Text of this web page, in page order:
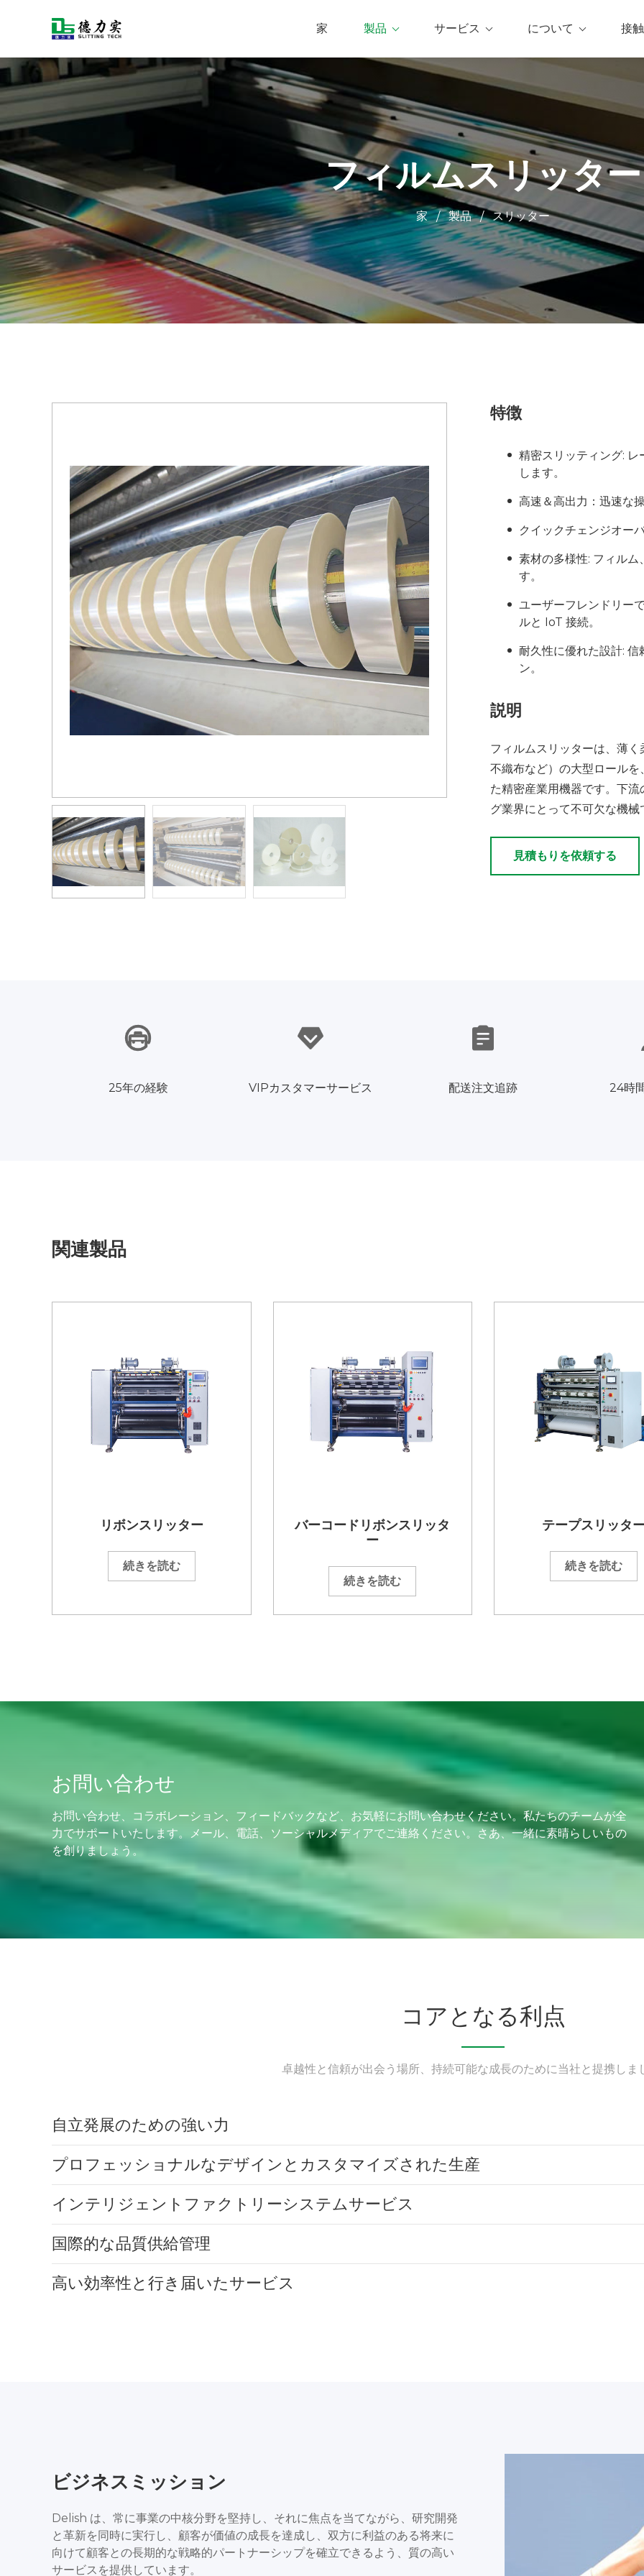
家 製品 サービス について 接触
フィルムスリッター
家 / 製品 / スリッター
0
特徴
精密スリッティング:
します。
高速＆高出力：迅速な
クイックチェンジオー
素材の多様性: フィル
す。
ユーザーフレンドリー
ルと IoT 接続。
耐久性に優れた設計:
ン。
説明
フィルムスリッターは、薄
不織布など）の大型ロール
た精密産業用機器です。下
グ業界にとって不可欠な機械
見積もりを依頼する
25年の経験 VIPカスタマーサービス 配送注文追跡 24時
関連製品
リボンスリッター
続きを読む
バーコードリボンスリッタ
ー
続きを読む
テープスリッタ
続きを読む
お問い合わせ
お問い合わせ、コラボレーション、フィードバックなど、お気軽にお問い合わせください。私たちのチームが全
力でサポートいたします。メール、電話、ソーシャルメディアでご連絡ください。さあ、一緒に素晴らしいもの
を創りましょう。
コアとなる利点
卓越性と信頼が出会う場所、持続可能な成長のために当社と提携しま
自立発展のための強い力
プロフェッショナルなデザインとカスタマイズされた生産
インテリジェントファクトリーシステムサービス
国際的な品質供給管理
高い効率性と行き届いたサービス
ビジネスミッション
Delish は、常に事業の中核分野を堅持し、それに焦点を当てながら、研究開発
と革新を同時に実行し、顧客が価値の成長を達成し、双方に利益のある将来に
向けて顧客との長期的な戦略的パートナーシップを確立できるよう、質の高い
サービスを提供しています。